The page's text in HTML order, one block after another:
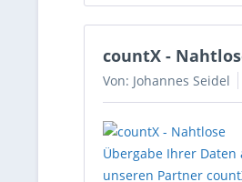
countX -
Von: Johannes Seidel